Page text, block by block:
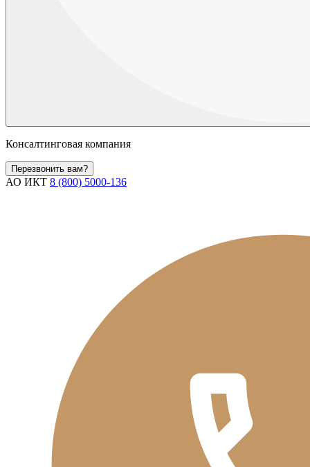
Консалтинговая компания
Перезвонить вам?
АО ИКТ 8 (800) 5000-136